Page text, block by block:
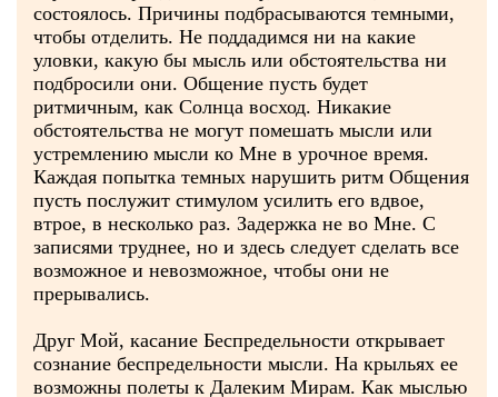
состоялось. Причины подбрасываются темными,
чтобы отделить. Не поддадимся ни на какие
уловки, какую бы мысль или обстоятельства ни
подбросили они. Общение пусть будет
ритмичным, как Солнца восход. Никакие
обстоятельства не могут помешать мысли или
устремлению мысли ко Мне в урочное время.
Каждая попытка темных нарушить ритм Общения
пусть послужит стимулом усилить его вдвое,
втрое, в несколько раз. Задержка не во Мне. С
записями труднее, но и здесь следует сделать все
возможное и невозможное, чтобы они не
прерывались.
Друг Мой, касание Беспредельности открывает
сознание беспредельности мысли. На крыльях ее
возможны полеты к Далеким Мирам. Как мыслью